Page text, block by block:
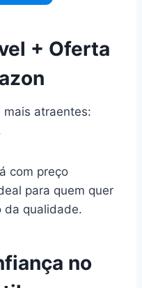
+ Oferta
mais atraentes:
com preço
para quem quer
da qualidade.
no